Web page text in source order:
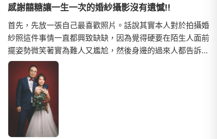
感謝囍糖讓一生一次的婚紗攝影沒有遺憾!!
首先，先放一張自己最喜歡照片。話說其實本人對於拍攝婚
紗照這件事情一直都興致缺缺，因為覺得硬要在陌生人面前
擺姿勢微笑著實為難人又尷尬，然後身邊的過來人都告訴我
婚紗照只會在婚禮當天有用到而已 T T但是拍婚紗這件事最
終在家母強烈要求下還是妥協了，然後從七月中旬開始尋找
符合心意且價格高貴不貴的婚紗工作室，一路尋尋覓覓，終
於在八月的時候經由朋友介紹找到囍糖。從一開始的包套諮
詢到